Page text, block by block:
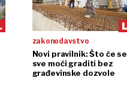
zakonodavstvo
Novi pravilnik: Što će se
sve moći graditi bez
građevinske dozvole